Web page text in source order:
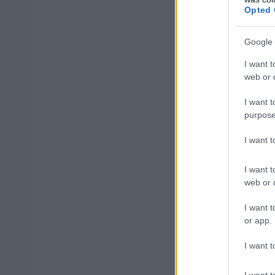
Opted
Google
I want
web or
I want
I want
I want
web or
I want
or app.
I want
Κλείνοντας, ο
προσδοκίες της
ασφάλεια και
ΑΣΕΠ:
μέρες